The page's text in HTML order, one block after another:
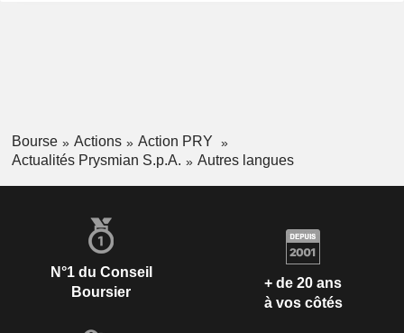
Bourse Actions
Action PRY
Actualités Prysmian S.p.A.
Autres langues
N°1 du Conseil
Boursier
+ de 20 ans
à vos côtés